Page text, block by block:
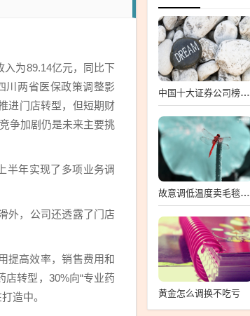
为89.14亿元，同比下
川两省医保政策调整影
进门店转型，但短期财
争加剧仍是未来主要挑
半年实现了多项业务调
外，公司还透露了门店
提高效率，销售费用和
转型，30%向“专业药
造中。
中国十大证券公司榜单揭晓
故意调低温度卖毛毯？春秋航空回应，故意调低温度卖毛毯回应
黄金怎么调换不吃亏